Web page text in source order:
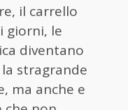
il carrello
giorni, le
diventano
stragrande
ma anche e